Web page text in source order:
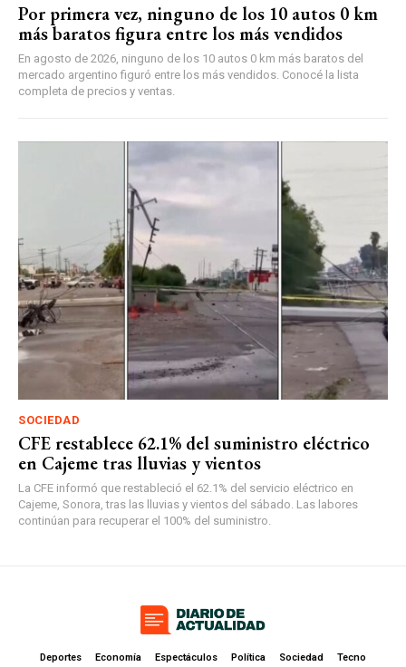
Por primera vez, ninguno de los 10 autos 0 km
más baratos figura entre los más vendidos
En agosto de 2026, ninguno de los 10 autos 0 km más baratos del
mercado argentino figuró entre los más vendidos. Conocé la lista
completa de precios y ventas.
SOCIEDAD
CFE restablece 62.1% del suministro eléctrico
en Cajeme tras lluvias y vientos
La CFE informó que restableció el 62.1% del servicio eléctrico en
Cajeme, Sonora, tras las lluvias y vientos del sábado. Las labores
continúan para recuperar el 100% del suministro.
Deportes Economía Espectáculos Política Sociedad Tecno